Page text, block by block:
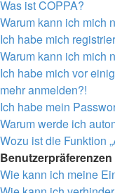
Was ist COPPA?
Warum kann ich mich
Ich habe mich
Warum kann ich mich
Ich habe mich vor
mehr anmelden?!
Ich habe mein
Warum werde ich
Wozu ist die Funktion
Wie kann ich meine